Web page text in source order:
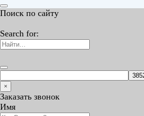
Поиск по сайту
Search for:
×
Заказать звонок
Имя